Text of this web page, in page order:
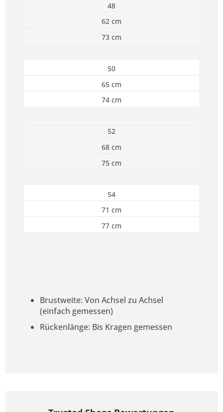
48
62 cm
73 cm
50
65 cm
74 cm
52
68 cm
75 cm
54
71 cm
77 cm
Brustweite: Von Achsel zu Achsel
(einfach gemessen)
Rückenlänge: Bis Kragen gemessen